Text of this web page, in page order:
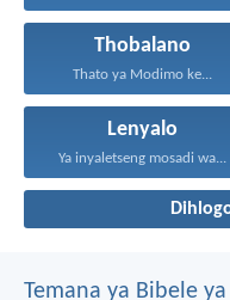
Thobalano
Thato ya Modimo ke...
Lenyalo
Ya inyaletseng mosadi wa...
Temana ya Bibele